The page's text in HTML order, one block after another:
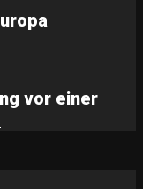
vor einer